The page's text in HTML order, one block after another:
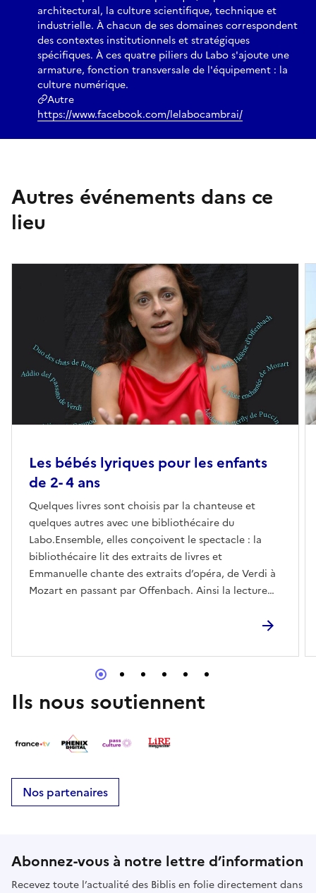
architectural, la culture scientifique, technique et
industrielle. À chacun de ses domaines correspondent
des contextes institutionnels et stratégiques
spécifiques. À ces quatre piliers du Labo s'ajoute une
armature, fonction transversale de l'équipement : la
culture numérique.
Autre
https://www.facebook.com/lelabocambrai/
Autres événements dans ce
lieu
Les bébés lyriques pour les enfants
de 2- 4 ans
Quelques livres sont choisis par la chanteuse et
quelques autres avec une bibliothécaire du
Labo.Ensemble, elles conçoivent le spectacle : la
bibliothécaire lit des extraits de livres et
Emmanuelle chante des extraits d’opéra, de Verdi à
Mozart en passant par Offenbach. Ainsi la lecture
univers musical de façon ludique.Un moment d’éveil
aux vibrations et aux émotions à partager.
Ils nous soutiennent
Nos partenaires
Abonnez-vous à notre lettre d’information
Recevez toute l’actualité des Biblis en folie directement dans